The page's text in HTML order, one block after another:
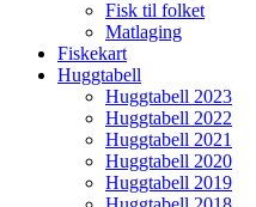
Fisk til folket
Matlaging
Fiskekart
Huggtabell
Huggtabell 2023
Huggtabell 2022
Huggtabell 2021
Huggtabell 2020
Huggtabell 2019